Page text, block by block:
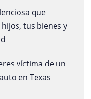
que
tus bienes y
víctima de un
en Texas